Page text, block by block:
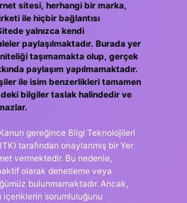
sitesi, herhangi bir marka,
ile hiçbir bağlantısı
yalnızca kendi
paylaşılmaktadır. Burada yer
taşımamakta olup, gerçek
paylaşım yapılmamaktadır.
ile isim benzerlikleri tamamen
bilgiler taslak halindedir ve
gereğince Bilgi Teknolojileri
tarafından onaylanmış bir Yer
vermektedir. Bu nedenle,
olarak denetleme veya
bulunmamaktadır. Ancak,
içeriklerin sorumluluğunu